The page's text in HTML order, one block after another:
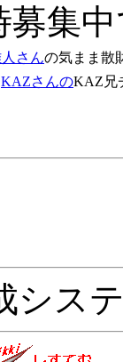
集
さんの気まま散
KAZさんのKAZ兄
シス